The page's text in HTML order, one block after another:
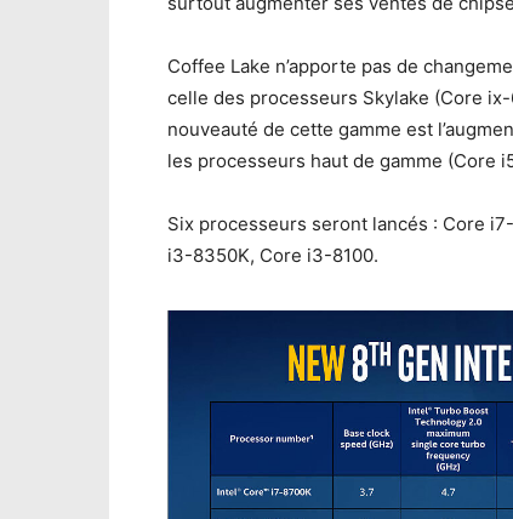
Coffee Lake n’apporte pas de
celle des processeurs Skylake (Core
nouveauté de cette gamme est
les processeurs haut de gamme (Core
Six processeurs seront lancés : Core
i3-8350K, Core i3-8100.